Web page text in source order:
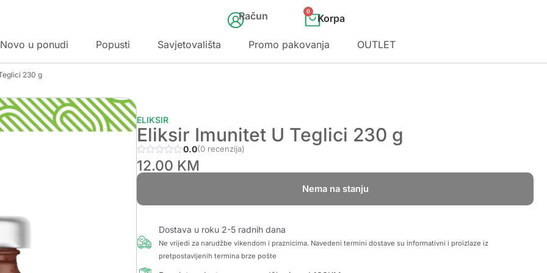
Račun 0
Novo u ponudi Popusti Savjetovališta Promo pakovanja OUTLET
230 g
ELIKSIR
Eliksir Imunitet U Teglici 230 g
0.0(0 recenzija)
12.00 KM
Nema na stanju
Dostava u roku 2-5 radnih dana
Ne vrijedi za narudžbe vikendom i praznicima. Navedeni termini dostave su informativni i proizlaze iz
pretpostavljenih termina brze pošte